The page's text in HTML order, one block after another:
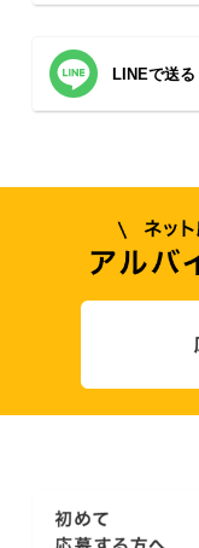
LINEで送る